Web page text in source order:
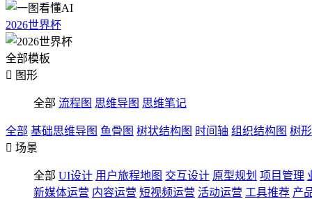
2026世界杯
全部模板
 图形
全部 流程图 思维导图 思维笔记
全部 基础思维导图 鱼骨图 树状结构图 时间轴 组织结构图 树
 场景
全部 UI设计 用户旅程地图 交互设计 原型规划 项目管理
新媒体运营 内容运营 短视频运营 活动运营 工具推荐 产